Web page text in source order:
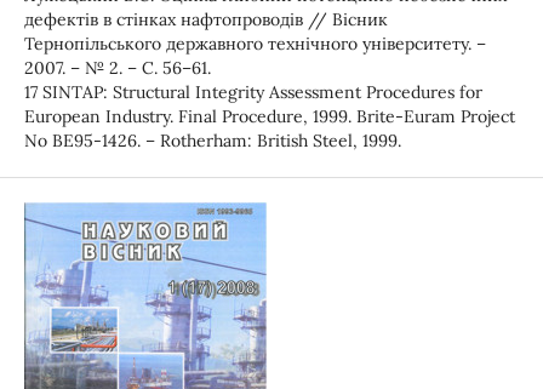
дефектів в стінках нафтопроводів // Вісник
Тернопільського державного технічного університету. –
2007. – № 2. – С. 56–61.
17 SINTAP: Structural Integrity Assessment Procedures for
European Industry. Final Procedure, 1999. Brite-Euram Project
No BE95-1426. – Rotherham: British Steel, 1999.